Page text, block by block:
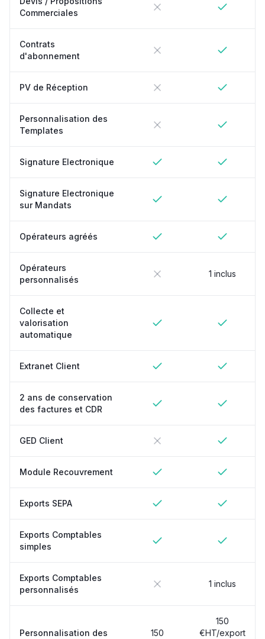
Commerciales
Contrats
d'abonnement
PV de Réception
Personnalisation des
Templates
Signature Electronique
Signature Electronique
sur Mandats
Opérateurs agréés
Opérateurs
personnalisés
1 inclus
Collecte et
valorisation
automatique
Extranet Client
2 ans de conservation
des factures et CDR
GED Client
Module Recouvrement
Exports SEPA
Exports Comptables
simples
Exports Comptables
personnalisés
1 inclus
Personnalisation des
150
150
€HT/export